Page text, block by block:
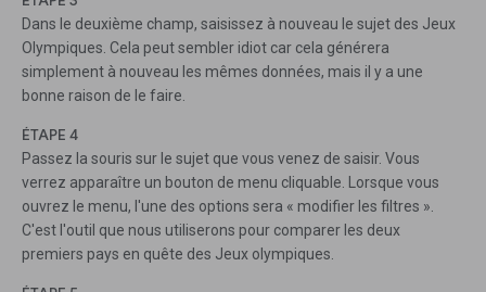
Dans le deuxième champ, saisissez à nouveau le sujet des Jeux
Olympiques. Cela peut sembler idiot car cela générera
simplement à nouveau les mêmes données, mais il y a une
bonne raison de le faire.
ÉTAPE 4
Passez la souris sur le sujet que vous venez de saisir. Vous
verrez apparaître un bouton de menu cliquable. Lorsque vous
ouvrez le menu, l'une des options sera « modifier les filtres ».
C'est l'outil que nous utiliserons pour comparer les deux
premiers pays en quête des Jeux olympiques.